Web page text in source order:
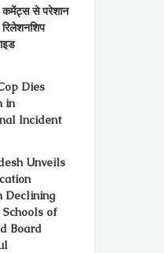
कमेंट्स से परेशान
Dies
in
Incident
Unveils
Declining
of
Board